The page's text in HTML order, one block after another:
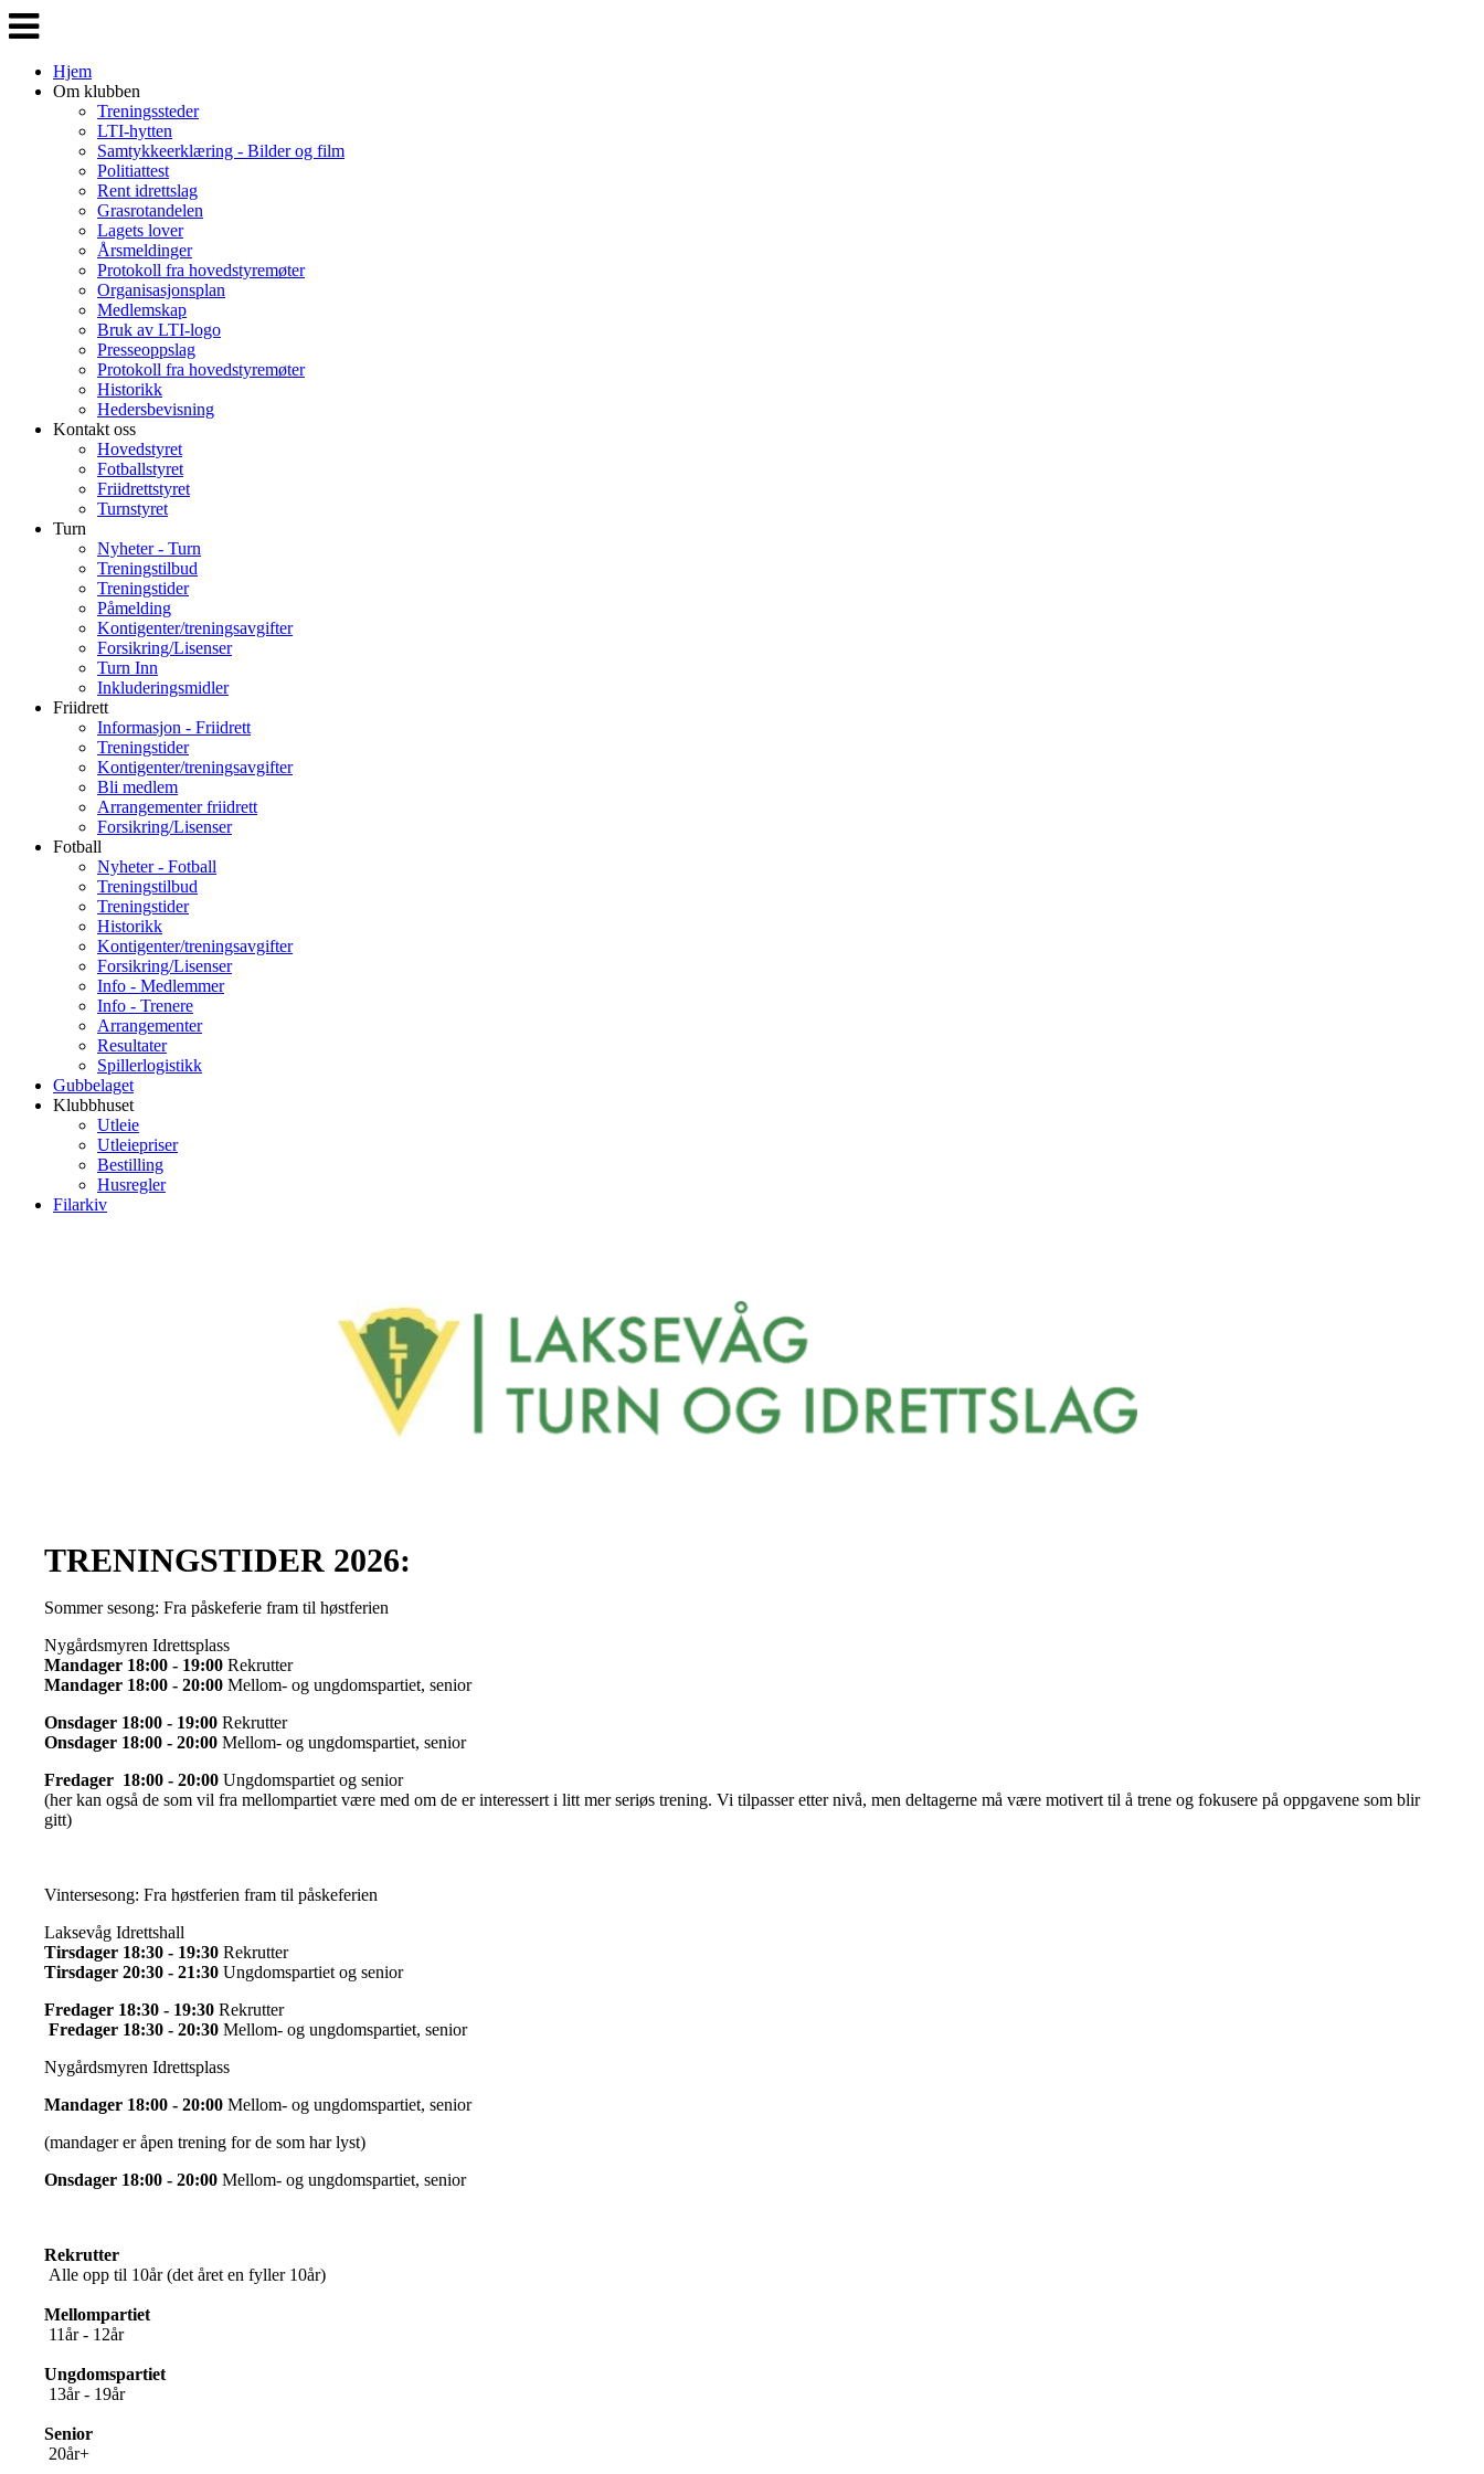
Veksle
navigasjon
Hjem
Om klubben
Treningssteder
LTI-hytten
Samtykkeerklæring - Bilder og film
Politiattest
Rent idrettslag
Grasrotandelen
Lagets lover
Årsmeldinger
Protokoll fra hovedstyremøter
Organisasjonsplan
Medlemskap
Bruk av LTI-logo
Presseoppslag
Protokoll fra hovedstyremøter
Historikk
Hedersbevisning
Kontakt oss
Hovedstyret
Fotballstyret
Friidrettstyret
Turnstyret
Turn
Nyheter - Turn
Treningstilbud
Treningstider
Påmelding
Kontigenter/treningsavgifter
Forsikring/Lisenser
Turn Inn
Inkluderingsmidler
Friidrett
Informasjon - Friidrett
Treningstider
Kontigenter/treningsavgifter
Bli medlem
Arrangementer friidrett
Forsikring/Lisenser
Fotball
Nyheter - Fotball
Treningstilbud
Treningstider
Historikk
Kontigenter/treningsavgifter
Forsikring/Lisenser
Info - Medlemmer
Info - Trenere
Arrangementer
Resultater
Spillerlogistikk
Gubbelaget
Klubbhuset
Utleie
Utleiepriser
Bestilling
Husregler
Filarkiv
TRENINGSTIDER 2026:
Sommer sesong: Fra påskeferie fram til høstferien
Nygårdsmyren Idrettsplass
Mandager 18:00 - 19:00 Rekrutter
Mandager 18:00 - 20:00 Mellom- og ungdomspartiet, senior
Onsdager 18:00 - 19:00 Rekrutter
Onsdager 18:00 - 20:00 Mellom- og ungdomspartiet, senior
Fredager 18:00 - 20:00 Ungdomspartiet og senior
(her kan også de som vil fra mellompartiet være med om de er interessert i litt mer seriøs trening. Vi tilpasser etter nivå, men deltagerne må være motivert til å trene og fokusere på oppgavene som blir
gitt)
Vintersesong: Fra høstferien fram til påskeferien
Laksevåg Idrettshall
Tirsdager 18:30 - 19:30 Rekrutter
Tirsdager 20:30 - 21:30 Ungdomspartiet og senior
Fredager 18:30 - 19:30 Rekrutter
Fredager 18:30 - 20:30 Mellom- og ungdomspartiet, senior
Nygårdsmyren Idrettsplass
Mandager 18:00 - 20:00 Mellom- og ungdomspartiet, senior
(mandager er åpen trening for de som har lyst)
Onsdager 18:00 - 20:00 Mellom- og ungdomspartiet, senior
Rekrutter
Alle opp til 10år (det året en fyller 10år)
Mellompartiet
11år - 12år
Ungdomspartiet
13år - 19år
Senior
20år+